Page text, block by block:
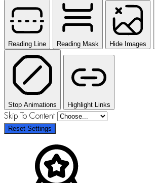
Reading Line Reading Mask Hide Images
Stop Animations Highlight Links
Skip To Content
Reset Settings